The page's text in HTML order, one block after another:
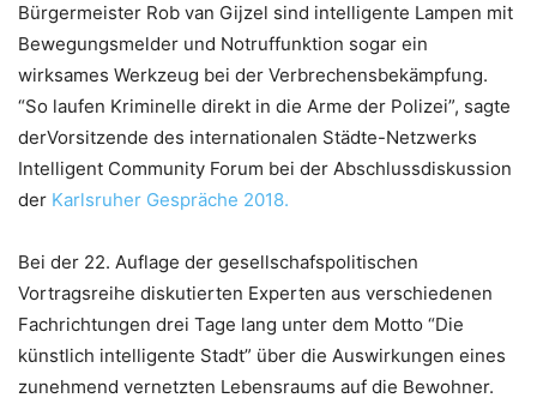
Bürgermeister Rob van Gijzel sind intelligente Lampen mit
Bewegungsmelder und Notruffunktion sogar ein
wirksames Werkzeug bei der Verbrechensbekämpfung.
“So laufen Kriminelle direkt in die Arme der Polizei”, sagte
derVorsitzende des internationalen Städte-Netzwerks
Intelligent Community Forum bei der Abschlussdiskussion
der Karlsruher Gespräche 2018.
Bei der 22. Auflage der gesellschafspolitischen
Vortragsreihe diskutierten Experten aus verschiedenen
Fachrichtungen drei Tage lang unter dem Motto “Die
künstlich intelligente Stadt” über die Auswirkungen eines
zunehmend vernetzten Lebensraums auf die Bewohner.